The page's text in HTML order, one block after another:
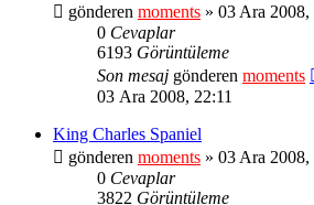
gönderen moments » 03 Ara 2008,
0 Cevaplar
6193 Görüntüleme
Son mesaj gönderen moments
03 Ara 2008, 22:11
King Charles Spaniel
gönderen moments » 03 Ara 2008,
0 Cevaplar
3822 Görüntüleme